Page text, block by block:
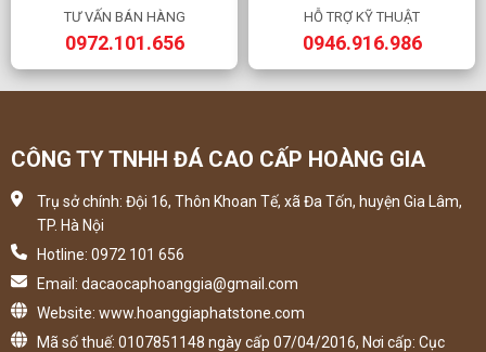
TƯ VẤN BÁN HÀNG
0972.101.656
HỖ TRỢ KỸ THUẬT
0946.916.986
CÔNG TY TNHH ĐÁ CAO CẤP HOÀNG GIA
Trụ sở chính: Đội 16, Thôn Khoan Tế, xã Đa Tốn, huyện Gia Lâm,
TP. Hà Nội
Hotline: 0972 101 656
Email: dacaocaphoanggia@gmail.com
Website: www.hoanggiaphatstone.com
Mã số thuế: 0107851148 ngày cấp 07/04/2016, Nơi cấp: Cục